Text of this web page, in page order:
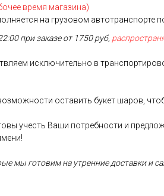
время магазина)
на грузовом автотранспорте
при заказе от 1750 руб,
исключительно в
оставить букет шаров,
учесть Ваши потребности и
мы готовим на утренние доставки и